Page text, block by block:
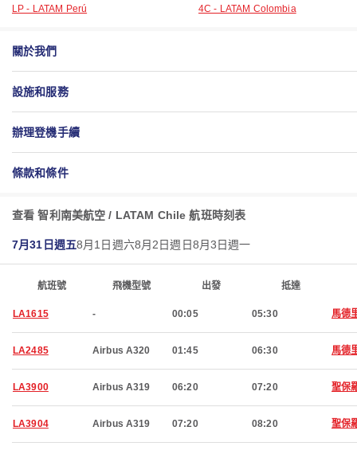
LP - LATAM Perú 4C - LATAM Colombia
關於我們
設施和服務
辦理登機手續
條款和條件
查看 智利南美航空 / LATAM Chile 航班時刻表
7月31日週五8月1日週六8月2日週日8月3日週一
航班號 飛機型號 出發 抵達
LA1615 - 00:05 05:30 馬德
LA2485 Airbus A320 01:45 06:30 馬德
LA3900 Airbus A319 06:20 07:20 聖保
LA3904 Airbus A319 07:20 08:20 聖保